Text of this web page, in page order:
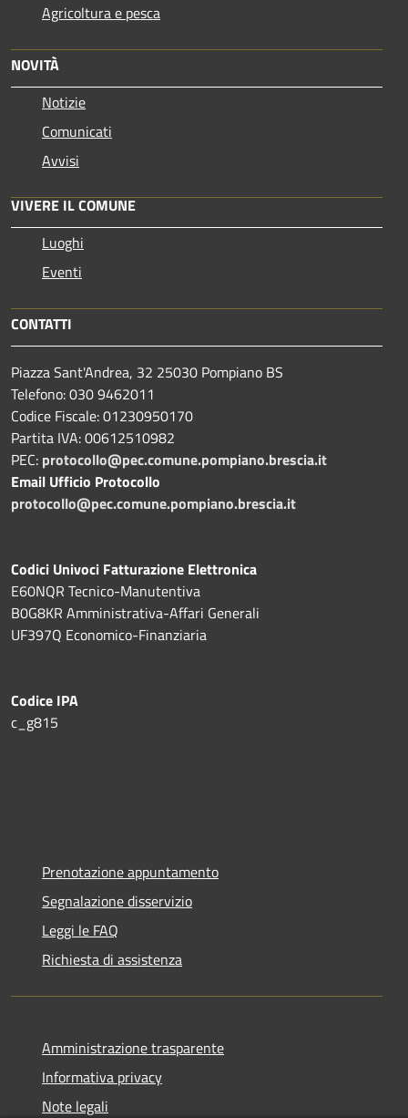
Agricoltura e pesca
NOVITÀ
Notizie
Comunicati
Avvisi
VIVERE IL COMUNE
Luoghi
Eventi
CONTATTI
Piazza Sant'Andrea, 32 25030 Pompiano BS
Telefono: 030 9462011
Codice Fiscale: 01230950170
Partita IVA: 00612510982
PEC: protocollo@pec.comune.pompiano.brescia.it
Email Ufficio Protocollo
protocollo@pec.comune.pompiano.brescia.it
Codici Univoci Fatturazione Elettronica
E60NQR Tecnico-Manutentiva
B0G8KR Amministrativa-Affari Generali
UF397Q Economico-Finanziaria
Codice IPA
c_g815
Prenotazione appuntamento
Segnalazione disservizio
Leggi le FAQ
Richiesta di assistenza
Amministrazione trasparente
Informativa privacy
Note legali